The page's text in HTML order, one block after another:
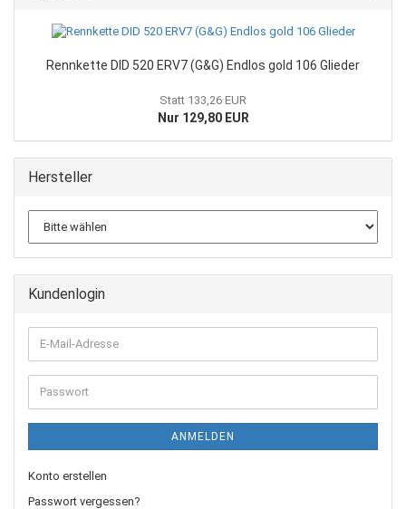
Rennkette DID 520 ERV7 (G&G) Endlos gold 106 Glieder
Statt 133,26 EUR
Nur 129,80 EUR
Hersteller
Kundenlogin
E-
Mail-
Adresse
Passwort
ANMELDEN
Konto erstellen
Passwort vergessen?